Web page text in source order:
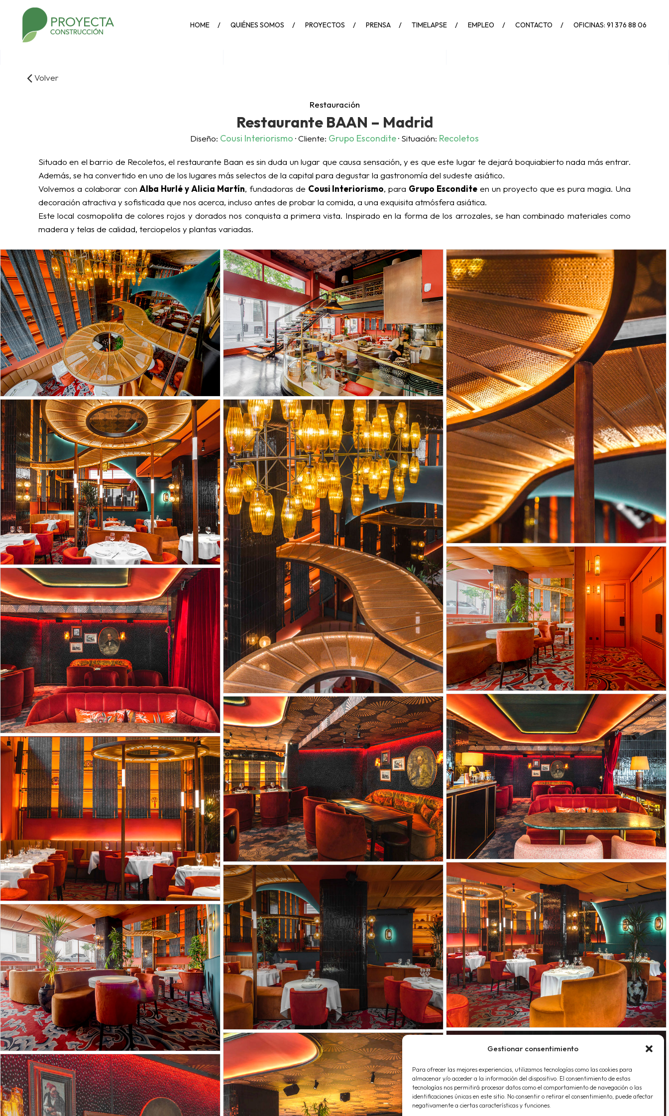
Gestionar consentimiento
Para ofrecer las mejores experiencias, utilizamos tecnologías como las cookies para
almacenar y/o acceder a la información del dispositivo. El consentimiento de estas
tecnologías nos permitirá procesar datos como el comportamiento de navegación o las
identificaciones únicas en este sitio. No consentir o retirar el consentimiento, puede afectar
negativamente a ciertas características y funciones.
HOME QUIÉNES SOMOS PROYECTOS PRENSA TIMELAPSE EMPLEO CONTACTO OFICINAS: 91 376 88 06
Volver
Restauración
Restaurante BAAN – Madrid
Diseño: Cousi Interiorismo · Cliente: Grupo Escondite· Situación: Recoletos
Situado en el barrio de Recoletos, el restaurante Baan es sin duda un lugar que causa sensación, y es que este lugar te dejará boquiabierto nada más entrar.
Además, se ha convertido en uno de los lugares más selectos de la capital para degustar la gastronomía del sudeste asiático.
Volvemos a colaborar conAlba Hurlé y Alicia Martín, fundadoras de Cousi Interiorismo, para Grupo Escondite en un proyecto que es pura magia. Una
decoración atractiva y sofisticada que nos acerca, incluso antes de probar la comida, a una exquisita atmósfera asiática.
Este local cosmopolita de colores rojos y dorados nos conquista a primera vista. Inspirado en la forma de los arrozales, se han combinado materiales como
madera y telas de calidad, terciopelos y plantas variadas.